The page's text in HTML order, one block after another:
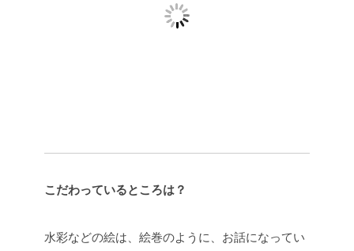
こだわっているところは？
水彩などの絵は、絵巻のように、お話になってい